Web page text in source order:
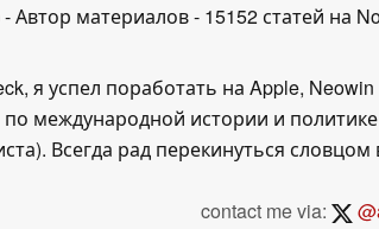
- Автор материалов- 15152 статей на
я успел поработать на Apple,
международной истории и
Всегда рад перекинуться словцом
contact me via: